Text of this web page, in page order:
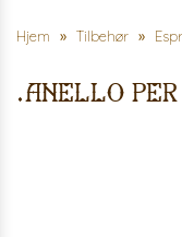
Hjem Tilbehør
.Anello per